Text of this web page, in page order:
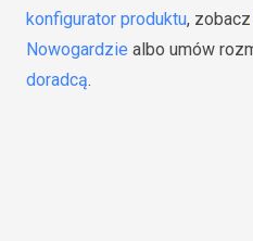
konfigurator produktu, zobacz
Nowogardzie albo umów
doradcą.